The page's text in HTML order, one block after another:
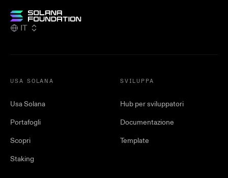
IT
USA SOLANA
Usa Solana
Portafogli
Scopri
Staking
SVILUPPA
Hub per sviluppatori
Documentazione
Template